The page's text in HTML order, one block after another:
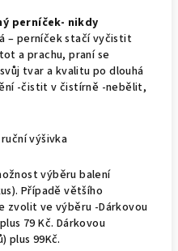
perníček- nikdy
– perníček stačí vyčistit
a prachu, praní se
tvar a kvalitu po dlouhá
-čistit v čistírně -nebělit,
výšivka
výběru balení
Případě většího
zvolit ve výběru -Dárkovou
79 Kč. Dárkovou
plus 99Kč.